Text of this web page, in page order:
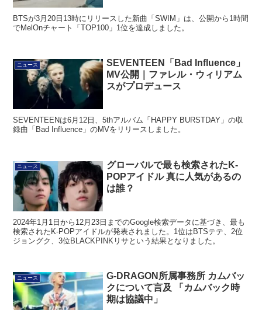
BTSが3月20日13時にリリースした新曲「SWIM」は、公開から1時間
でMelOnチャート「TOP100」1位を達成しました。
ニュース
SEVENTEEN「Bad Influence」
MV公開｜ファレル・ウィリアム
スがプロデュース
SEVENTEENは6月12日、5thアルバム「HAPPY BURSTDAY」の収
録曲「Bad Influence」のMVをリリースしました。
ニュース
グローバルで最も検索されたK-
POPアイドル 真に人気があるの
は誰？
2024年1月1日から12月23日までのGoogle検索データに基づき、最も
検索されたK-POPアイドルが発表されました。1位はBTSテテ、2位
ジョングク、3位BLACKPINKリサという結果となりました。
ニュース
G-DRAGON所属事務所 カムバッ
クについて言及 「カムバック時
期は協議中」